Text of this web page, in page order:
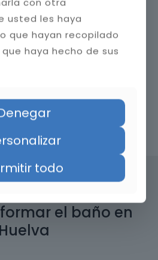
el baño en
Huelva
usted les haya
que hayan recopilado
haya hecho de sus
todo